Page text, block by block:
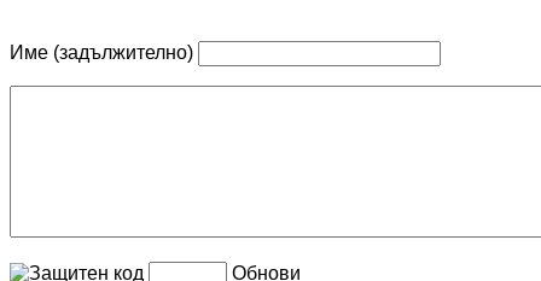
Име (задължително)
Обнови